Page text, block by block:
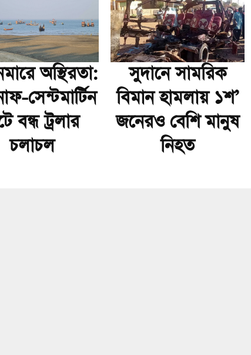
অস্থিরতা:
সেন্টমার্টিন
বন্ধ ট্রলার
চলাচল
সুদানে সামরিক
বিমান হামলায় ১শ’
জনেরও বেশি মানুষ
নিহত